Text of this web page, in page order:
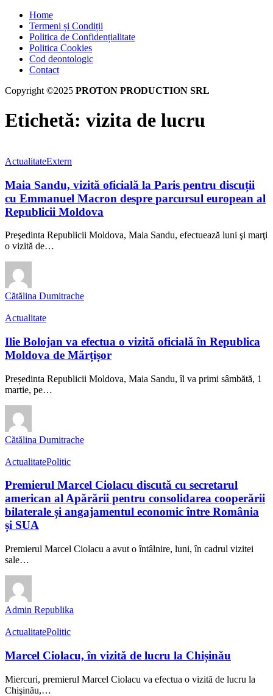
Home
Termeni și Condiții
Politica de Confidențialitate
Politica Cookies
Cod deontologic
Contact
Copyright ©2025 PROTON PRODUCTION SRL
Etichetă: vizita de lucru
ActualitateExtern
Maia Sandu, vizită oficială la Paris pentru discuții
cu Emmanuel Macron despre parcursul european al
Republicii Moldova
Preşedinta Republicii Moldova, Maia Sandu, efectuează luni şi marţi
o vizită de…
Cătălina Dumitrache
Actualitate
Ilie Bolojan va efectua o vizită oficială în Republica
Moldova de Mărțișor
Președinta Republicii Moldova, Maia Sandu, îl va primi sâmbătă, 1
martie, pe…
Cătălina Dumitrache
ActualitatePolitic
Premierul Marcel Ciolacu discută cu secretarul
american al Apărării pentru consolidarea cooperării
bilaterale și angajamentul economic între România
și SUA
Premierul Marcel Ciolacu a avut o întâlnire, luni, în cadrul vizitei
sale…
Admin Republika
ActualitatePolitic
Marcel Ciolacu, în vizită de lucru la Chișinău
Miercuri, premierul Marcel Ciolacu va efectua o vizită de lucru la
Chişinău,…